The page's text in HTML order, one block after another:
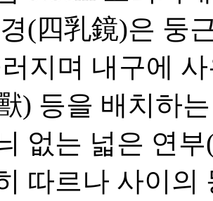
(四乳鏡)은 둥
지며 내구에
) 등을 배치하
없는 넓은 연
따르나 사이의